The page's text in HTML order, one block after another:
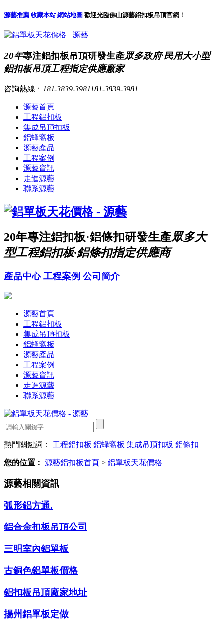
源藝推薦 收藏本站 網站地圖 歡迎光臨佛山源藝鋁扣板吊頂官網！
20年專注鋁扣板吊頂研發生產眾多政府·民用大小型
鋁扣板吊頂工程指定供應廠家
咨詢熱線： 181-3839-3981 181-3839-3981
源藝首頁
工程鋁扣板
集成吊頂扣板
鋁蜂窩板
源藝產品
工程案例
源藝資訊
走進源藝
聯系源藝
20年專注鋁扣板·鋁條扣研發生產眾多大
型工程鋁扣板·鋁條扣指定供應商
產品中心 工程案例 公司簡介
源藝首頁
工程鋁扣板
集成吊頂扣板
鋁蜂窩板
源藝產品
工程案例
源藝資訊
走進源藝
聯系源藝
熱門關鍵詞： 工程鋁扣板 鋁蜂窩板 集成吊頂扣板 鋁條扣
您的位置： 源藝鋁扣板首頁 > 鋁單板天花價格
源藝相關資訊
弧形鋁方通.
鋁合金扣板吊頂公司
三明室內鋁單板
古銅色鋁單板價格
鋁扣板吊頂廠家地址
揚州鋁單板定做